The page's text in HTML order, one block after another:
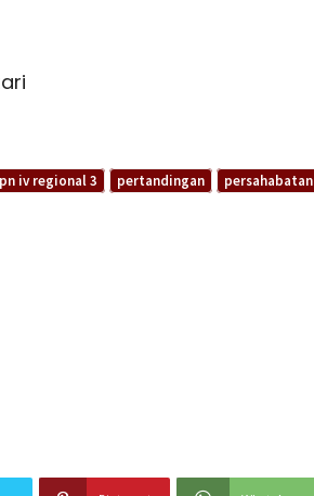
iv regional 3 pertandingan persahabatan